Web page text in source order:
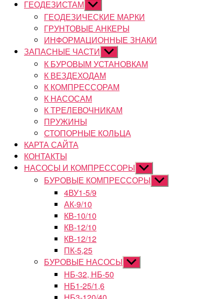
ГЕОДЕЗИСТАМ Показывать
подменю
ГЕОДЕЗИЧЕСКИЕ МАРКИ
ГРУНТОВЫЕ АНКЕРЫ
ИНФОРМАЦИОННЫЕ ЗНАКИ
ЗАПАСНЫЕ ЧАСТИ Показывать
подменю
К БУРОВЫМ УСТАНОВКАМ
К ВЕЗДЕХОДАМ
К КОМПРЕССОРАМ
К НАСОСАМ
К ТРЕЛЕВОЧНИКАМ
ПРУЖИНЫ
СТОПОРНЫЕ КОЛЬЦА
КАРТА САЙТА
КОНТАКТЫ
НАСОСЫ И КОМПРЕССОРЫ Показывать
подменю
БУРОВЫЕ КОМПРЕССОРЫ Показывать
подменю
4ВУ1-5/9
АК-9/10
КВ-10/10
КВ-12/10
КВ-12/12
ПК-5,25
БУРОВЫЕ НАСОСЫ Показывать
подменю
НБ-32, НБ-50
НБ1-25/1,6